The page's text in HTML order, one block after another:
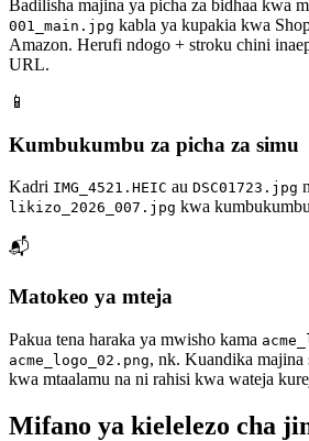
Badilisha majina ya picha za bidhaa kwa
001_main.jpg kabla ya kupakia kwa
Amazon. Herufi ndogo + stroku chini
URL.
📱
Kumbukumbu za picha za simu
Kadri IMG_4521.HEIC au DSC01723.jpg
likizo_2026_007.jpg kwa
📬
Matokeo ya mteja
Pakua tena haraka ya mwisho kama
acme_logo_02.png, nk. Kuandika majina
kwa mtaalamu na ni rahisi kwa wateja
Mifano ya kielelezo cha